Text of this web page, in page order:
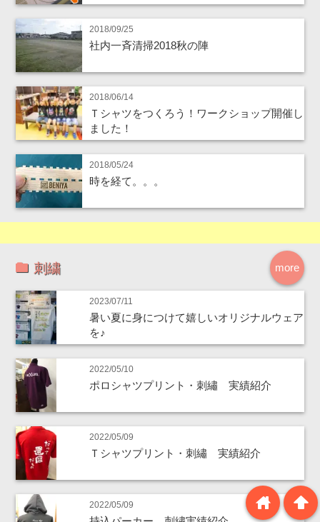
2018/09/25
社内一斉清掃2018秋の陣
2018/06/14
Ｔシャツをつくろう！ワークショップ開催し
ました！
2018/05/24
時を経て。。。
more
刺繍
2023/07/11
暑い夏に身につけて嬉しいオリジナルウェア
を♪
2022/05/10
ポロシャツプリント・刺繡 実績紹介
2022/05/09
Ｔシャツプリント・刺繡 実績紹介
2022/05/09 arrowup
home